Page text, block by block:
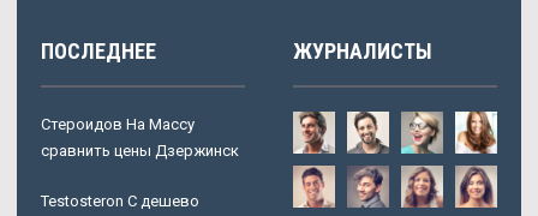
ПОСЛЕДНЕЕ
Стероидов На Массу
сравнить цены Дзержинск
Testosteron C дешево
ЖУРНАЛИСТЫ